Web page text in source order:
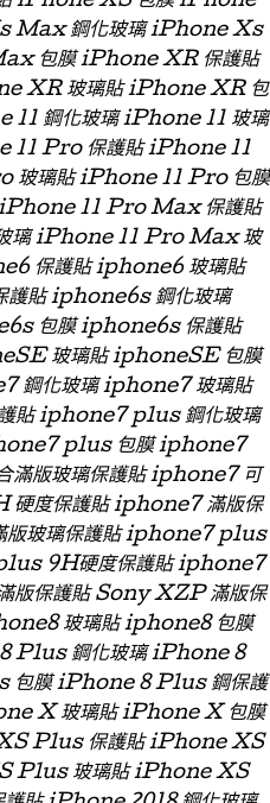
Max 鋼化玻璃 iPhone Xs
包膜 iPhone XR 保護貼
XR 玻璃貼 iPhone XR 包
鋼化玻璃 iPhone 11 玻璃
11 Pro 保護貼 iPhone 11
玻璃貼 iPhone 11 Pro 包膜
11 Pro Max 保護貼
璃 iPhone 11 Pro Max 玻
保護貼 iphone6 玻璃貼
護貼 iphone6s 鋼化玻璃
包膜 iphone6s 保護貼
玻璃貼 iphoneSE 包膜
鋼化玻璃 iphone7 玻璃貼
貼 iphone7 plus 鋼化玻璃
plus 包膜 iphone7
版玻璃保護貼 iphone7 可
硬度保護貼 iphone7 滿版保
玻璃保護貼 iphone7 plus
9H硬度保護貼 iphone7
版保護貼 Sony XZP 滿版保
玻璃貼 iphone8 包膜
Plus 鋼化玻璃 iPhone 8
膜 iPhone 8 Plus 鋼保護
X 玻璃貼 iPhone X 包膜
Plus 保護貼 iPhone XS
Plus 玻璃貼 iPhone XS